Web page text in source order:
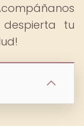
tu